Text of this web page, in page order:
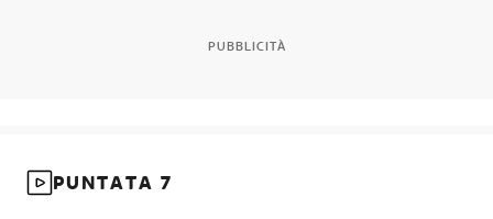
PUBBLICITÀ
PUNTATA 7